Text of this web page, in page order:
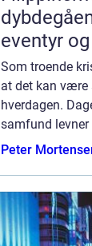
eventyr
Som troende
at det kan
hverdagen.
samfund
religiøs
Peter